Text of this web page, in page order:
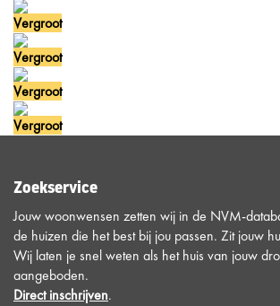
Vergroot
Vergroot
Vergroot
Vergroot
Zoekservice
Jouw woonwensen zetten wij in de NVM-
de huizen die het best bij jou passen. Zit jouw
Wij laten je snel weten als het huis van jouw
aangeboden.
Direct inschrijven.